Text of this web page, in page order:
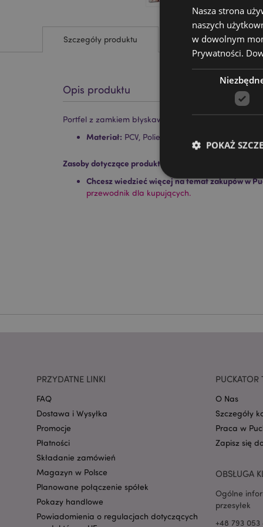
Szczegóły produktu
Opis produktu
Portfel z zamkiem błyskawicznym - Pies Barks
Materiał: PCV, Poliester Tkanina Oxford, Papier,
Zasoby dotyczące produktów:
Chcesz wiedzieć więcej na temat zakupów w
przewodnik dla kupujących.
PRZYDATNE LINKI
FAQ
Dostawa i Wysyłka
Promocje
Płatności
Składanie zamówień
Magazyn w Polsce
Planowane połączenie spółek
Pokazy handlowe
Powiadomienia o regulacjach dotyczących
PUCKATOR
O Nas
Szczegóły
Praca w
Zapisz się
OBSŁUGA
Ogólne
przesyłek
+48 793 053
Nasza strona
naszych
w dowolnym
Prywatności.
POKAŻ
Niezbędne pliki
PHPSESSID